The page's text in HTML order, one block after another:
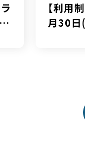
【利用
月30日